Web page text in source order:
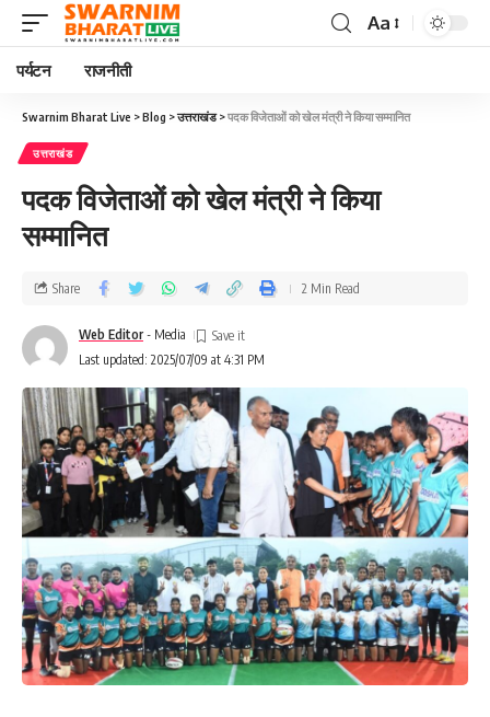
Aa
पर्यटन राजनीती
Swarnim Bharat Live >Blog >उत्तराखंड>पदक विजेताओं को खेल मंत्री ने किया सम्मानित
उत्तराखंड
पदक विजेताओं को खेल मंत्री ने किया
सम्मानित
Last updated: 2025/07/09 at 4:31 PM
Web Editor - Media
Share 2 Min Read